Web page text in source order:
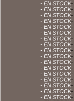
-
- EN STOCK
-
- EN STOCK
-
- EN STOCK
-
- EN STOCK
-
- EN STOCK
-
- EN STOCK
-
- EN STOCK
-
- EN STOCK
-
- EN STOCK
-
- EN STOCK
-
- EN STOCK
-
- EN STOCK
-
- EN STOCK
-
- EN STOCK
-
- EN STOCK
-
- EN STOCK
-
- EN STOCK